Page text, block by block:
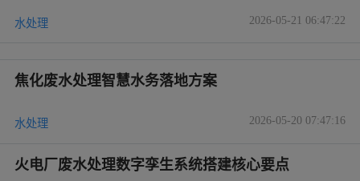
水处理 2026-05-21 06:47:22
焦化废水处理智慧水务落地方案
水处理 2026-05-20 07:47:16
火电厂废水处理数字孪生系统搭建核心要点